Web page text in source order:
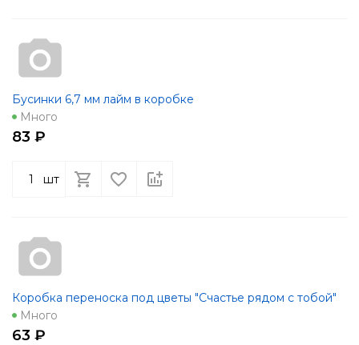
Бусинки 6,7 мм лайм в коробке
Много
83 ₽
шт
Коробка переноска под цветы "Счастье рядом с тобой"
Много
63 ₽